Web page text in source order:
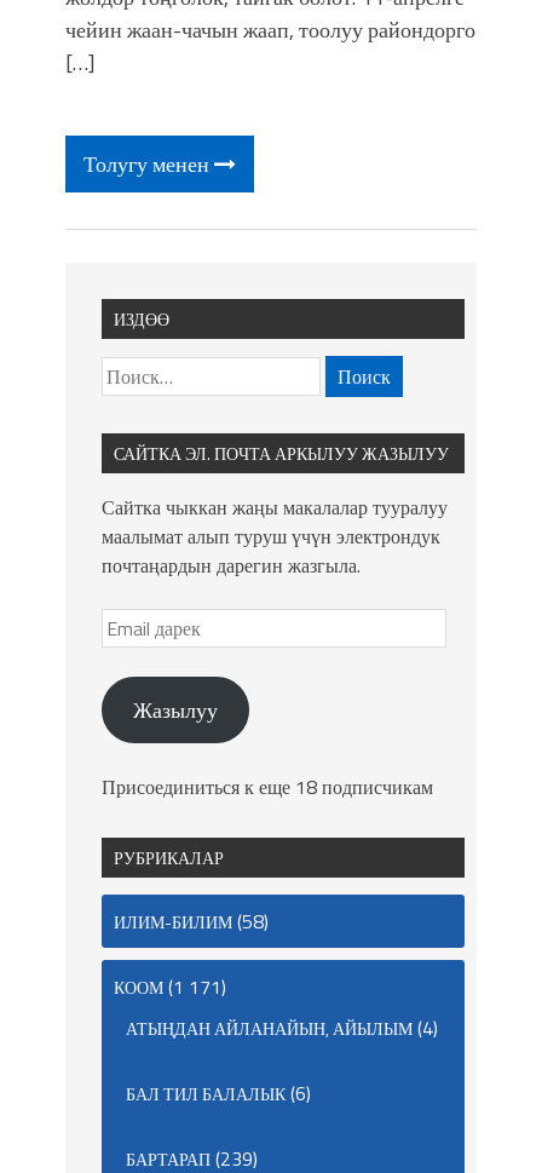
чейин жаан-чачын жаап, тоолуу райондорго
[…]
Толугу менен
ИЗДӨӨ
САЙТКА ЭЛ. ПОЧТА АРКЫЛУУ ЖАЗЫЛУУ
Сайтка чыккан жаңы макалалар тууралуу
маалымат алып туруш үчүн электрондук
почтаңардын дарегин жазгыла.
Жазылуу
Присоединиться к еще 18 подписчикам
РУБРИКАЛАР
ИЛИМ-БИЛИМ(58)
КООМ(1 171)
АТЫҢДАН АЙЛАНАЙЫН, АЙЫЛЫМ(4)
БАЛ ТИЛ БАЛАЛЫК(6)
БАРТАРАП(239)